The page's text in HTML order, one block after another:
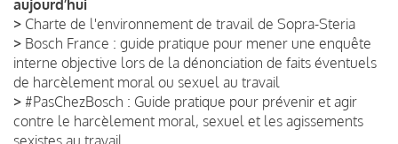
aujourd’hui
> Charte de l'environnement de travail de Sopra-Steria
> Bosch France : guide pratique pour mener une enquête
interne objective lors de la dénonciation de faits éventuels
de harcèlement moral ou sexuel au travail
> #PasChezBosch : Guide pratique pour prévenir et agir
contre le harcèlement moral, sexuel et les agissements
sexistes au travail